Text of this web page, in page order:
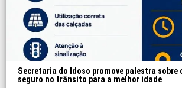
Secretaria do Idoso promove palestra
seguro no trânsito para a melhor idade